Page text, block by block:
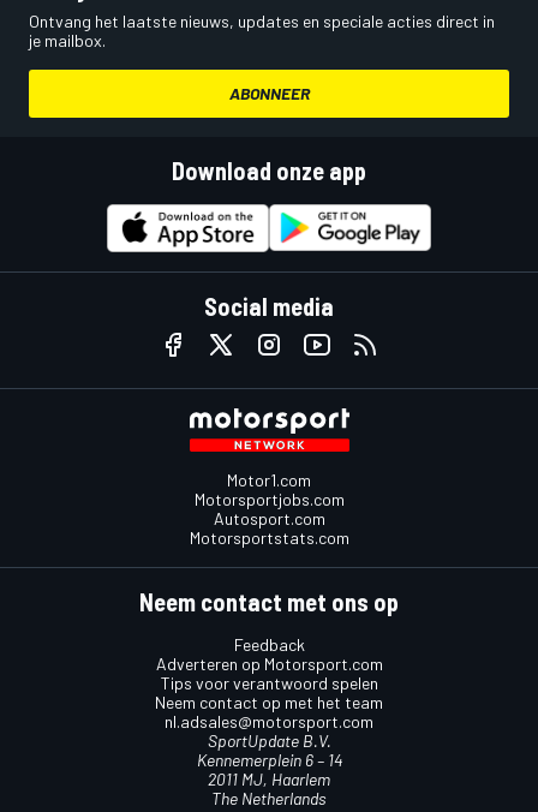
Ontvang het laatste nieuws, updates en speciale acties direct in
je mailbox.
ABONNEER
Download onze app
Social media
Motor1.com
Motorsportjobs.com
Autosport.com
Motorsportstats.com
Neem contact met ons op
Feedback
Adverteren op Motorsport.com
Tips voor verantwoord spelen
Neem contact op met het team
nl.adsales@motorsport.com
SportUpdate B.V.
Kennemerplein 6 – 14
2011 MJ, Haarlem
The Netherlands